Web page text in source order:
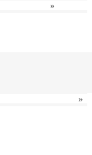
»
»